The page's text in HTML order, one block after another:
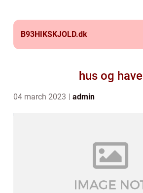
B93HIKSKJOLD.dk
hus og have
04 march 2023 admin